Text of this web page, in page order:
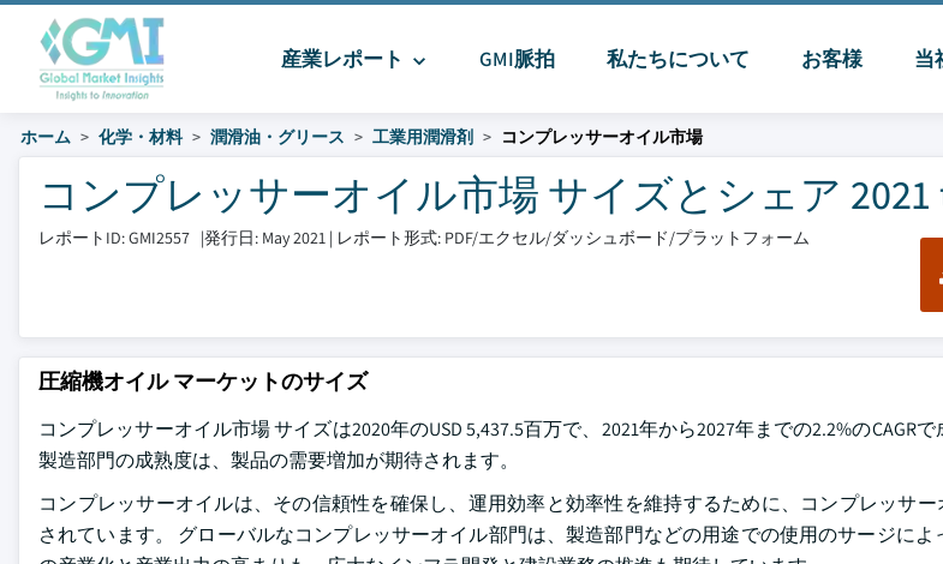
産業レポート GMI脈拍 私たちについて お客様 当
ホーム 化学・材料 潤滑油・グリース 工業用潤滑剤 コンプレッサーオイル市場
コンプレッサーオイル市場 サイズとシェア 2021
レポートID: GMI2557 |発行日: May 2021 | レポート形式: PDF/エクセル/ダッシュボード/プラットフォーム
圧縮機オイル マーケットのサイズ
コンプレッサーオイル市場サイズは2020年のUSD 5,437.5百万で、2021年から2027年までの2.2%のCAGR
製造部門の成熟度は、製品の需要増加が期待されます。
コンプレッサーオイルは、その信頼性を確保し、運用効率と効率性を維持するために、コンプレッサ
されています。 グローバルなコンプレッサーオイル部門は、製造部門などの用途での使用のサージに